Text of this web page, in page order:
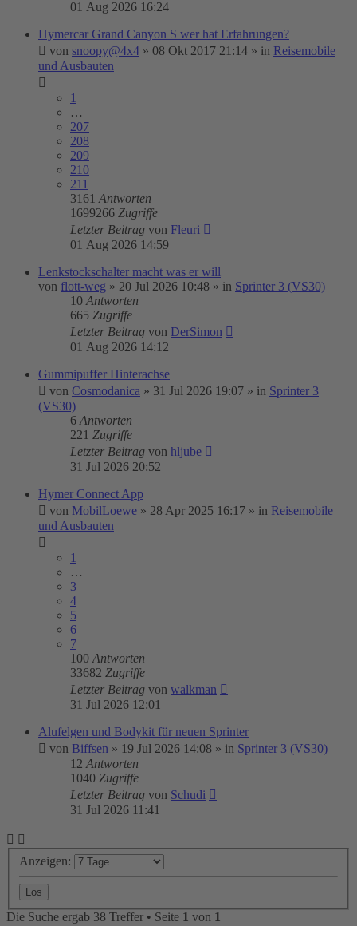
01 Aug 2026 16:24
Hymercar Grand Canyon S wer hat Erfahrungen?
von snoopy@4x4 » 08 Okt 2017 21:14 » in Reisemobile
und Ausbauten
1
…
207
208
209
210
211
3161 Antworten
1699266 Zugriffe
Letzter Beitrag von Fleuri
01 Aug 2026 14:59
Lenkstockschalter macht was er will
von flott-weg » 20 Jul 2026 10:48 » in Sprinter 3 (VS30)
10 Antworten
665 Zugriffe
Letzter Beitrag von DerSimon
01 Aug 2026 14:12
Gummipuffer Hinterachse
von Cosmodanica » 31 Jul 2026 19:07 » in Sprinter 3
(VS30)
6 Antworten
221 Zugriffe
Letzter Beitrag von hljube
31 Jul 2026 20:52
Hymer Connect App
von MobilLoewe » 28 Apr 2025 16:17 » in Reisemobile
und Ausbauten
1
…
3
4
5
6
7
100 Antworten
33682 Zugriffe
Letzter Beitrag von walkman
31 Jul 2026 12:01
Alufelgen und Bodykit für neuen Sprinter
von Biffsen » 19 Jul 2026 14:08 » in Sprinter 3 (VS30)
12 Antworten
1040 Zugriffe
Letzter Beitrag von Schudi
31 Jul 2026 11:41
Anzeigen:
Die Suche ergab 38 Treffer • Seite 1 von 1